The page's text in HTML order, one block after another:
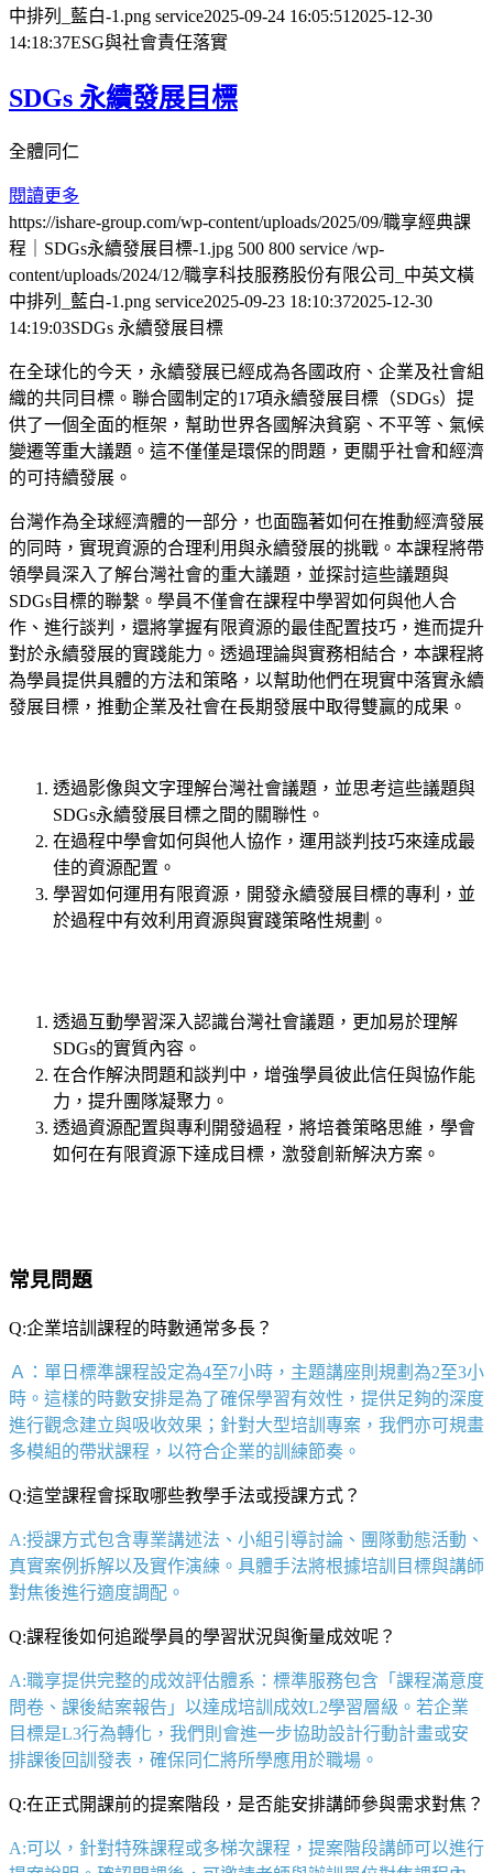
中排列_藍白-1.png service2025-09-24 16:05:51 2025-12-30
14:18:37ESG與社會責任落實
SDGs 永續發展目標
全體同仁
閱讀更多
https://ishare-group.com/wp-content/uploads/2025/09/職享經典課
程｜SDGs永續發展目標-1.jpg 500 800 service /wp-
content/uploads/2024/12/職享科技服務股份有限公司_中英文橫
中排列_藍白-1.png service2025-09-23 18:10:372025-12-30
14:19:03SDGs 永續發展目標
在全球化的今天，永續發展已經成為各國政府、企業及社會組
織的共同目標。聯合國制定的17項永續發展目標（SDGs）提
供了一個全面的框架，幫助世界各國解決貧窮、不平等、氣候
變遷等重大議題。這不僅僅是環保的問題，更關乎社會和經濟
的可持續發展。
台灣作為全球經濟體的一部分，也面臨著如何在推動經濟發展
的同時，實現資源的合理利用與永續發展的挑戰。本課程將帶
領學員深入了解台灣社會的重大議題，並探討這些議題與
SDGs目標的聯繫。學員不僅會在課程中學習如何與他人合
作、進行談判，還將掌握有限資源的最佳配置技巧，進而提升
對於永續發展的實踐能力。透過理論與實務相結合，本課程將
為學員提供具體的方法和策略，以幫助他們在現實中落實永續
發展目標，推動企業及社會在長期發展中取得雙贏的成果。
透過影像與文字理解台灣社會議題，並思考這些議題與
SDGs永續發展目標之間的關聯性。
在過程中學會如何與他人協作，運用談判技巧來達成最
佳的資源配置。
學習如何運用有限資源，開發永續發展目標的專利，並
於過程中有效利用資源與實踐策略性規劃。
透過互動學習深入認識台灣社會議題，更加易於理解
SDGs的實質內容。
在合作解決問題和談判中，增強學員彼此信任與協作能
力，提升團隊凝聚力。
透過資源配置與專利開發過程，將培養策略思維，學會
如何在有限資源下達成目標，激發創新解決方案。
常見問題
Q:企業培訓課程的時數通常多長？
Ａ：單日標準課程設定為4至7小時，主題講座則規劃為2至3小
時。這樣的時數安排是為了確保學習有效性，提供足夠的深度
進行觀念建立與吸收效果；針對大型培訓專案，我們亦可規畫
多模組的帶狀課程，以符合企業的訓練節奏。
Q:這堂課程會採取哪些教學手法或授課方式？
A:授課方式包含專業講述法、小組引導討論、團隊動態活動、
真實案例拆解以及實作演練。具體手法將根據培訓目標與講師
對焦後進行適度調配。
Q:課程後如何追蹤學員的學習狀況與衡量成效呢？
A:職享提供完整的成效評估體系：標準服務包含「課程滿意度
問卷、課後結案報告 」以達成培訓成效L2學習層級。若企業
目標是L3行為轉化，我們則會進一步協助設計行動計畫或安
排課後回訓發表，確保同仁將所學應用於職場。
Q:在正式開課前的提案階段，是否能安排講師參與需求對焦？
A:可以，針對特殊課程或多梯次課程，提案階段講師可以進行